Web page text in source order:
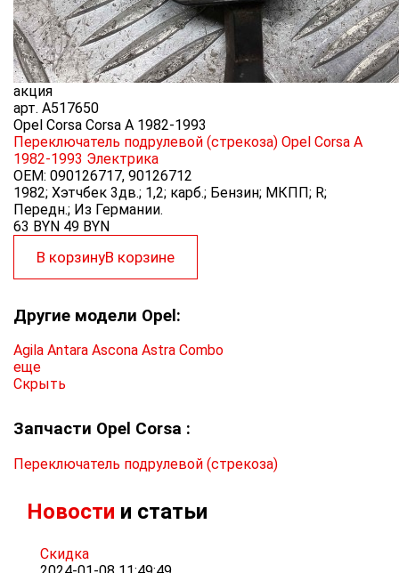
акция
арт. A517650
Opel Corsa Corsa A 1982-1993
Переключатель подрулевой (стрекоза) Opel Corsa A
1982-1993 Электрика
OEM: 090126717, 90126712
1982; Хэтчбек 3дв.; 1,2; карб.; Бензин; МКПП; R;
Передн.; Из Германии.
63 BYN 49 BYN
В корзинуВ корзине
Другие модели Opel:
Agila Antara Ascona Astra Combo
еще
Скрыть
Запчасти Opel Corsa :
Переключатель подрулевой (стрекоза)
Новости и статьи
Скидка